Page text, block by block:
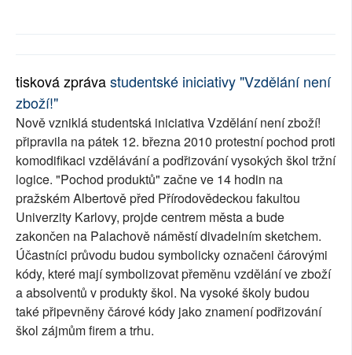
tisková zprávastudentské iniciativy "Vzdělání není
zboží!"
Nově vzniklá studentská iniciativa Vzdělání není zboží!
připravila na pátek 12. března 2010 protestní pochod proti
komodifikaci vzdělávání a podřizování vysokých škol tržní
logice. "Pochod produktů" začne ve 14 hodin na
pražském Albertově před Přírodovědeckou fakultou
Univerzity Karlovy, projde centrem města a bude
zakončen na Palachově náměstí divadelním sketchem.
Účastníci průvodu budou symbolicky označeni čárovými
kódy, které mají symbolizovat přeměnu vzdělání ve zboží
a absolventů v produkty škol. Na vysoké školy budou
také připevněny čárové kódy jako znamení podřizování
škol zájmům firem a trhu.